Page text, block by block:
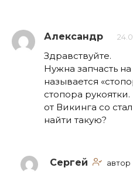
Александр
Здравствуйте.
Нужна запчасть
называется
стопора
от Викинга со
найти такую?
Сергей автор